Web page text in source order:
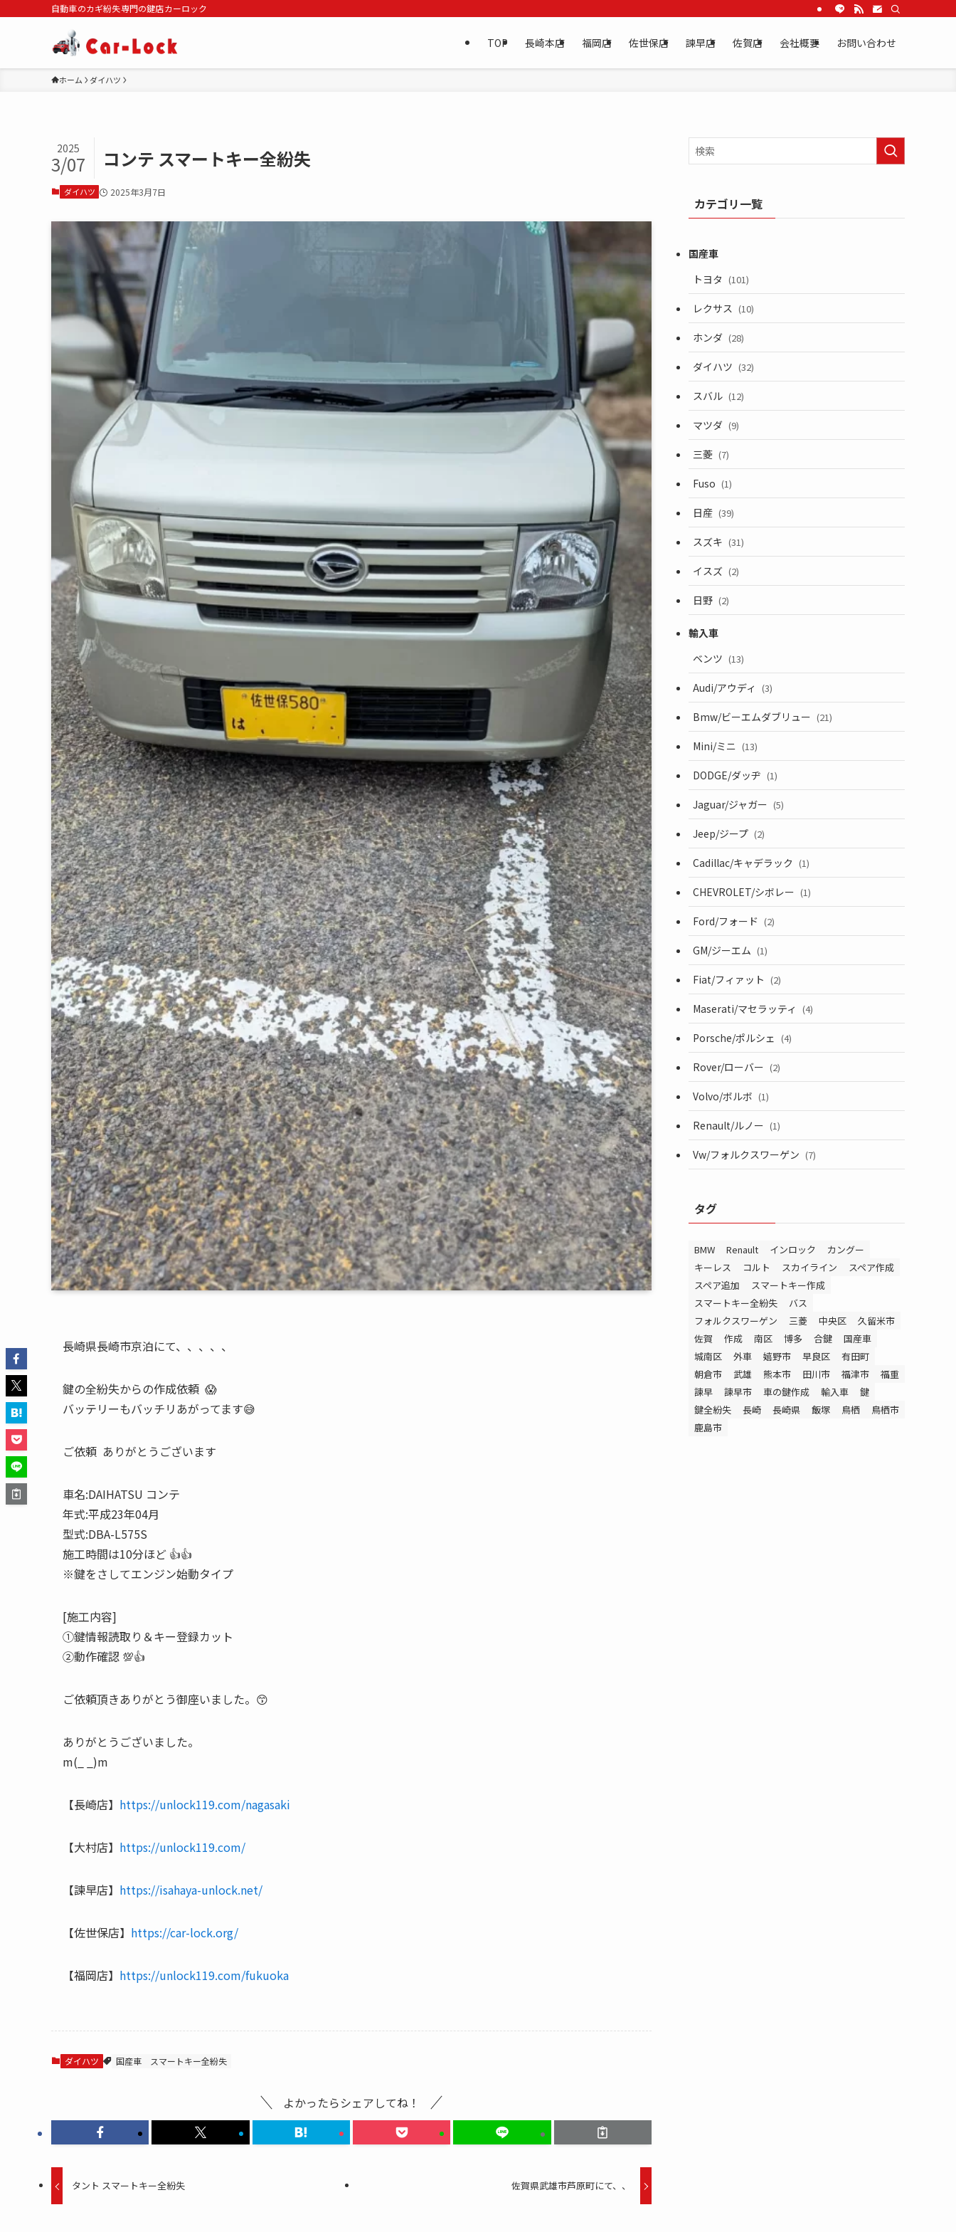
自動車のカギ紛失専門の鍵店カーロック
TOP 長崎本店 福岡店 佐世保店 諫早店 佐賀店 会社概要 お問い合わせ
ホーム ダイハツ
コンテ スマートキー全紛失
2025
3/07
ダイハツ 2025年3月7日
長崎県長崎市京泊にて、、、、、
鍵の全紛失からの作成依頼 😱
バッテリーもバッチリあがってます😅
ご依頼 ありがとうございます
車名:DAIHATSU コンテ
年式:平成23年04月
型式:DBA-L575S
施工時間は10分ほど 👍👍
※鍵をさしてエンジン始動タイプ
[施工内容]
①鍵情報読取り＆キー登録カット
②動作確認 💯👍
ご依頼頂きありがとう御座いました。😙
ありがとうございました。
m(_ _)m
【長崎店】 https://unlock119.com/nagasaki
【大村店】 https://unlock119.com/
【諫早店】 https://isahaya-unlock.net/
【佐世保店】 https://car-lock.org/
【福岡店】 https://unlock119.com/fukuoka
ダイハツ 国産車 スマートキー全紛失
よかったらシェアしてね！
タント スマートキー全紛失 佐賀県武雄市芦原町にて、、
カテゴリ一覧
トヨタ (101)
レクサス (10)
ホンダ (28)
ダイハツ (32)
スバル (12)
マツダ (9)
三菱 (7)
Fuso (1)
日産 (39)
スズキ (31)
イスズ (2)
日野 (2)
ベンツ (13)
Audi/アウディ (3)
Bmw/ビーエムダブリュー (21)
Mini/ミニ (13)
DODGE/ダッヂ (1)
Jaguar/ジャガー (5)
Jeep/ジープ (2)
Cadillac/キャデラック (1)
CHEVROLET/シボレー (1)
Ford/フォード (2)
GM/ジーエム (1)
Fiat/フィァット (2)
Maserati/マセラッティ (4)
Porsche/ポルシェ (4)
Rover/ローバー (2)
Volvo/ボルボ (1)
Renault/ルノー (1)
Vw/フォルクスワーゲン (7)
タグ
BMW Renault インロック
カングー
キーレス
コルト スカイライン
スペア作成
スペア追加
スマートキー作成
スマートキー全紛失
バス
フォルクスワーゲン
三菱 中央区
久留米市
佐賀
作成 南区 博多 合鍵
国産車
城南区
外車 嬉野市 早良区
有田町
朝倉市
武雄 熊本市 田川市 福津市
福重
諫早
諫早市 車の鍵作成 輸入車
鍵
鍵全紛失
長崎 長崎県 飯塚 鳥栖
鳥栖市
鹿島市